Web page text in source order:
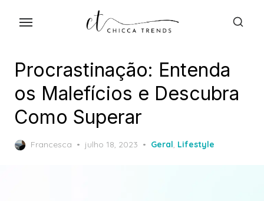
Procrastinação: Entenda
os Malefícios e Descubra
Como Superar
Francesca
Posted
julho 18, 2023 Geral, Lifestyle